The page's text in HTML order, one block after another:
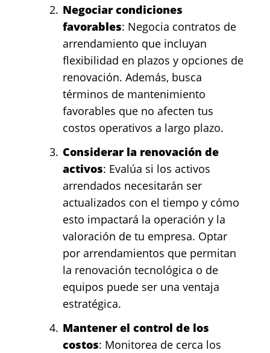
Negociar condiciones
favorables: Negocia contratos de
arrendamiento que incluyan
flexibilidad en plazos y opciones de
renovación. Además, busca
términos de mantenimiento
favorables que no afecten tus
costos operativos a largo plazo.
Considerar la renovación de
activos: Evalúa si los activos
arrendados necesitarán ser
actualizados con el tiempo y cómo
esto impactará la operación y la
valoración de tu empresa. Optar
por arrendamientos que permitan
la renovación tecnológica o de
equipos puede ser una ventaja
estratégica.
Mantener el control de los
costos: Monitorea de cerca los